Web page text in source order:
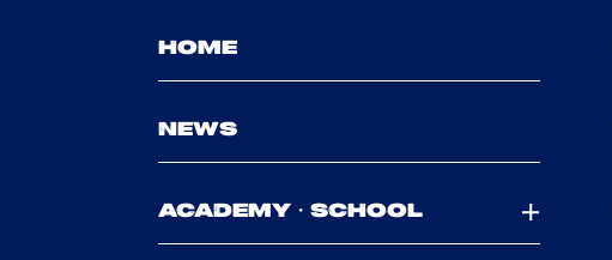
HOME
NEWS
ACADEMY・SCHOOL